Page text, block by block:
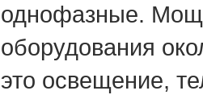
однофазные.
оборудования
это освещение,